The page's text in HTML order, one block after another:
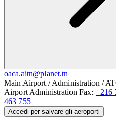
oaca.aitn@planet.tn
Main Airport / Administration /
Airport Administration Fax: +216
463 755
Accedi per salvare gli aeroporti